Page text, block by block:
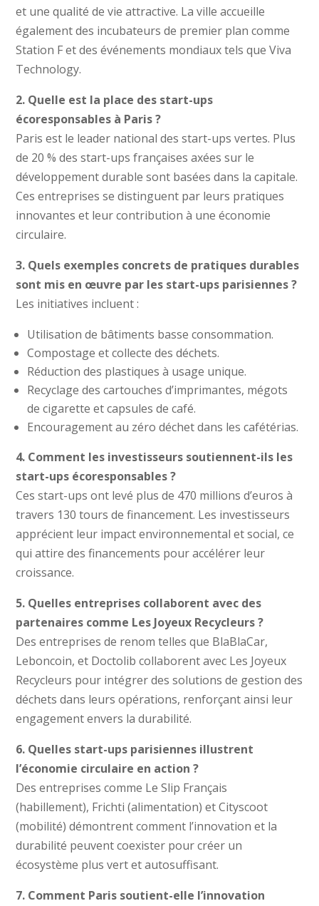
et une qualité de vie attractive. La ville accueille
également des incubateurs de premier plan comme
Station F et des événements mondiaux tels que Viva
Technology.
2. Quelle est la place des start-ups
écoresponsables à Paris ?
Paris est le leader national des start-ups vertes. Plus
de 20 % des start-ups françaises axées sur le
développement durable sont basées dans la capitale.
Ces entreprises se distinguent par leurs pratiques
innovantes et leur contribution à une économie
circulaire.
3. Quels exemples concrets de pratiques durables
sont mis en œuvre par les start-ups parisiennes ?
Les initiatives incluent :
Utilisation de bâtiments basse consommation.
Compostage et collecte des déchets.
Réduction des plastiques à usage unique.
Recyclage des cartouches d’imprimantes, mégots
de cigarette et capsules de café.
Encouragement au zéro déchet dans les cafétérias.
4. Comment les investisseurs soutiennent-ils les
start-ups écoresponsables ?
Ces start-ups ont levé plus de 470 millions d’euros à
travers 130 tours de financement. Les investisseurs
apprécient leur impact environnemental et social, ce
qui attire des financements pour accélérer leur
croissance.
5. Quelles entreprises collaborent avec des
partenaires comme Les Joyeux Recycleurs ?
Des entreprises de renom telles que BlaBlaCar,
Leboncoin, et Doctolib collaborent avec Les Joyeux
Recycleurs pour intégrer des solutions de gestion des
déchets dans leurs opérations, renforçant ainsi leur
engagement envers la durabilité.
6. Quelles start-ups parisiennes illustrent
l’économie circulaire en action ?
Des entreprises comme Le Slip Français
(habillement), Frichti (alimentation) et Cityscoot
(mobilité) démontrent comment l’innovation et la
durabilité peuvent coexister pour créer un
écosystème plus vert et autosuffisant.
7. Comment Paris soutient-elle l’innovation